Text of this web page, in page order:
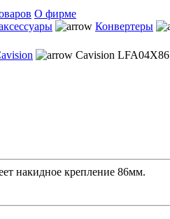
О фирме
Конвертеры
Cavision LFA04Х86
накидное крепление 86мм.